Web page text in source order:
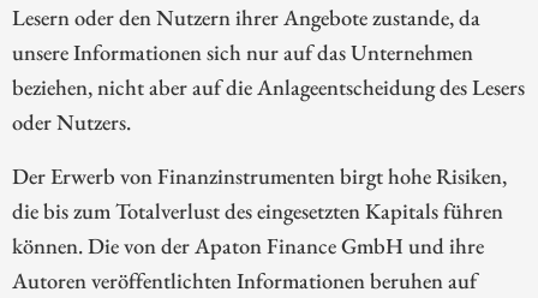
Lesern oder den Nutzern ihrer Angebote zustande, da
unsere Informationen sich nur auf das Unternehmen
beziehen, nicht aber auf die Anlageentscheidung des Lesers
oder Nutzers.
Der Erwerb von Finanzinstrumenten birgt hohe Risiken,
die bis zum Totalverlust des eingesetzten Kapitals führen
können. Die von der Apaton Finance GmbH und ihre
Autoren veröffentlichten Informationen beruhen auf